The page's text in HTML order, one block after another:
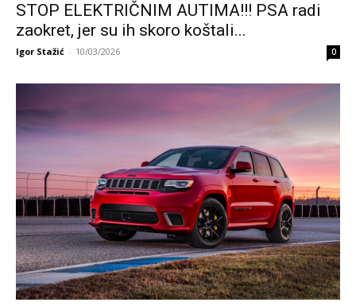
STOP ELEKTRIČNIM AUTIMA!!! PSA radi
zaokret, jer su ih skoro koštali...
Igor Stažić - 10/03/2026 0